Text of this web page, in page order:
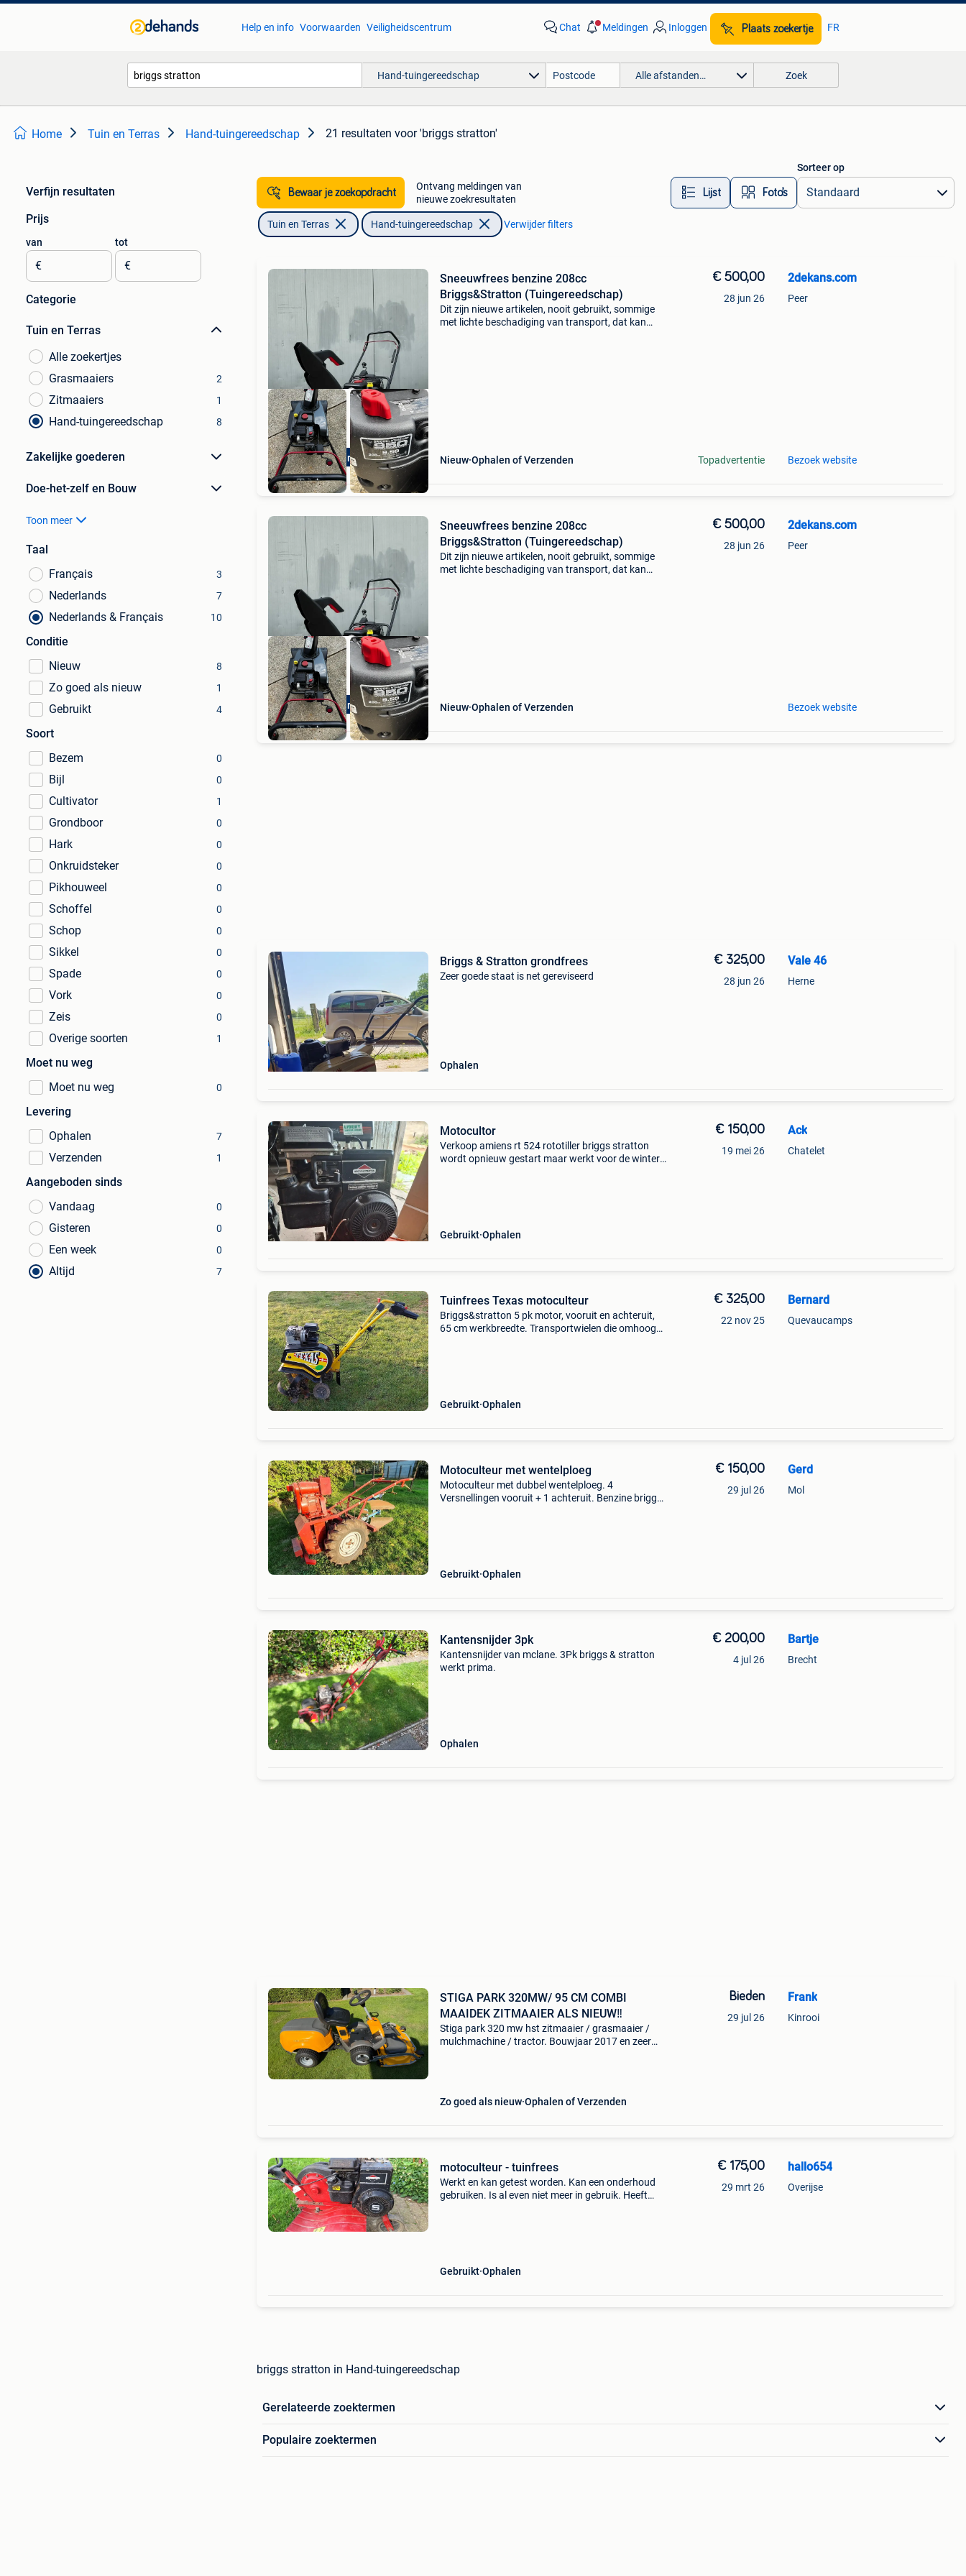
Help en info Voorwaarden Veiligheidscentrum Chat Meldingen Inloggen Plaats zoekertje FR
Hand-tuingereedschap Alle afstanden… Zoek
Home Tuin en Terras Hand-tuingereedschap 21 resultaten voor 'briggs stratton'
Verfijn resultaten
Prijs
van
€
tot
€
Categorie
Tuin en Terras
Alle zoekertjes
Grasmaaiers
2
Zitmaaiers 1
Hand-tuingereedschap 8
Zakelijke goederen
Doe-het-zelf en Bouw
Toon meer
Taal
Français
3
Nederlands 7
Nederlands & Français 10
Conditie
Nieuw
8
Zo goed als nieuw 1
Gebruikt 4
Soort
Bezem
0
Bijl 0
Cultivator 1
Grondboor 0
Hark 0
Onkruidsteker 0
Pikhouweel 0
Schoffel 0
Schop 0
Sikkel 0
Spade 0
Vork 0
Zeis 0
Overige soorten 1
Moet nu weg
Moet nu weg
0
Levering
Ophalen
7
Verzenden 1
Aangeboden sinds
Vandaag
0
Gisteren 0
Een week 0
Altijd 7
Bewaar je zoekopdracht
Ontvang meldingen van
nieuwe zoekresultaten
Lijst Foto’s
Sorteer op
Tuin en Terras Hand-tuingereedschap Verwijder filters
Retourdeals
Sneeuwfrees benzine 208cc
Briggs&Stratton (Tuingereedschap)
Dit zijn nieuwe artikelen, nooit gebruikt, sommige
met lichte beschadiging van transport, dat kan
Nieuw Ophalen of Verzenden
€ 500,00
28 jun 26
Topadvertentie
2dekans.com
Peer
Bezoek website
Retourdeals
Sneeuwfrees benzine 208cc
Briggs&Stratton (Tuingereedschap)
Dit zijn nieuwe artikelen, nooit gebruikt, sommige
met lichte beschadiging van transport, dat kan
Nieuw Ophalen of Verzenden
€ 500,00
28 jun 26
2dekans.com
Peer
Bezoek website
Briggs & Stratton grondfrees
Zeer goede staat is net gereviseerd
Ophalen
€ 325,00
28 jun 26
Vale 46
Herne
Motocultor
Verkoop amiens rt 524 rototiller briggs stratton
wordt opnieuw gestart maar werkt voor de winter
Gebruikt Ophalen
€ 150,00
19 mei 26
Ack
Chatelet
Tuinfrees Texas motoculteur
Briggs&stratton 5 pk motor, vooruit en achteruit,
65 cm werkbreedte. Transportwielen die omhoog
Gebruikt Ophalen
€ 325,00
22 nov 25
Bernard
Quevaucamps
Motoculteur met wentelploeg
Motoculteur met dubbel wentelploeg. 4
Versnellingen vooruit + 1 achteruit. Benzine briggs
Gebruikt Ophalen
€ 150,00
29 jul 26
Gerd
Mol
Kantensnijder 3pk
Kantensnijder van mclane. 3Pk briggs & stratton
werkt prima.
Ophalen
€ 200,00
4 jul 26
Bartje
Brecht
STIGA PARK 320MW/ 95 CM COMBI
MAAIDEK ZITMAAIER ALS NIEUW‼️
Stiga park 320 mw hst zitmaaier / grasmaaier /
mulchmachine / tractor. Bouwjaar 2017 en zeer
Zo goed als nieuw Ophalen of Verzenden
Bieden
29 jul 26
Frank
Kinrooi
motoculteur - tuinfrees
Werkt en kan getest worden. Kan een onderhoud
gebruiken. Is al even niet meer in gebruik. Heeft
Gebruikt Ophalen
€ 175,00
29 mrt 26
hallo654
Overijse
briggs stratton in Hand-tuingereedschap
Gerelateerde zoektermen
Populaire zoektermen